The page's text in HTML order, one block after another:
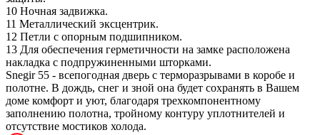
10 Ночная задвижка.
11 Металлический эксцентрик.
12 Петли с опорным подшипником.
13 Для обеспечения герметичности на замке расположена
накладка с подпружиненными шторками.
Snegir 55 - всепогодная дверь с терморазрывами в коробе и
полотне. В дождь, снег и зной она будет сохранять в Вашем
доме комфорт и уют, благодаря трехкомпонентному
заполнению полотна, тройному контуру уплотнителей и
отсутствие мостиков холода.